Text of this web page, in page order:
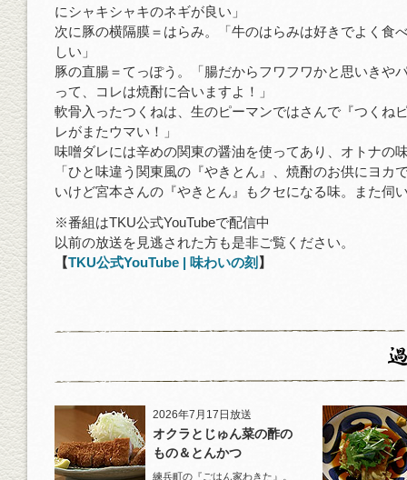
にシャキシャキのネギが良い」
次に豚の横隔膜＝はらみ。「牛のはらみは好きでよく食
しい」
豚の直腸＝てっぽう。「腸だからフワフワかと思いきや
って、コレは焼酎に合いますよ！」
軟骨入ったつくねは、生のピーマンではさんで『つくね
レがまたウマい！」
味噌ダレには辛めの関東の醤油を使ってあり、オトナの
「ひと味違う関東風の『やきとん』、焼酎のお供にヨカ
いけど宮本さんの『やきとん』もクセになる味。また伺
※番組はTKU公式YouTubeで配信中
以前の放送を見逃された方も是非ご覧ください。
【TKU公式YouTube | 味わいの刻 】
2026年7月17日放送
オクラとじゅん菜の酢の
もの＆とんかつ
練兵町の『ごはん家わきた』。